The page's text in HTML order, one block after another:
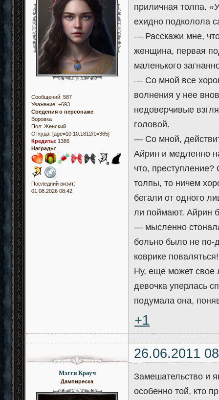
Сообщений: 587
Уважение: +693
Сведения о персонаже:
Воровка
Пол: Женский
Откуда: [age=10.10.1812/1=365]
Кредиты: 1386
Награды:
Последний визит:
01.08.2026 08:42
приличная толпа.
ехидно подколола
— Расскажи мне,
женщина, первая
маленького
— Со мной все
волнения у нее
недоверчивые
головой.
— Со мной,
Айрин и медленно
что,
толпы, то ничем
бегали от одного
ли поймают. Айрин
— мысленно
больно было не по-
коврике
Ну, еще может свое
девочка уперлась
подумала она,
+1
26.06.2011
Мэгги Крауч
Дампиреска
Замешательство и
особенно той, кто